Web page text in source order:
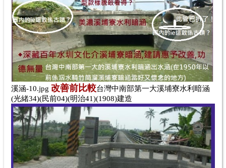
溪涵-10.jpg 改善前比較台灣中南部第一大溪埔寮水利暗涵
(光緒34)(民前04)(明治41)(1908)建造